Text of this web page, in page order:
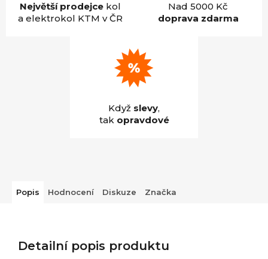
Největší prodejcekol
a elektrokol KTM v ČR
Nad 5000 Kč
doprava zdarma
Když slevy,
tak opravdové
Popis Hodnocení Diskuze Značka
Detailní popis produktu